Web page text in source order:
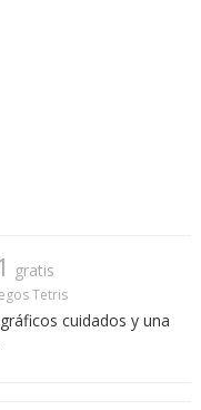
gratis
Tetris
cuidados y una